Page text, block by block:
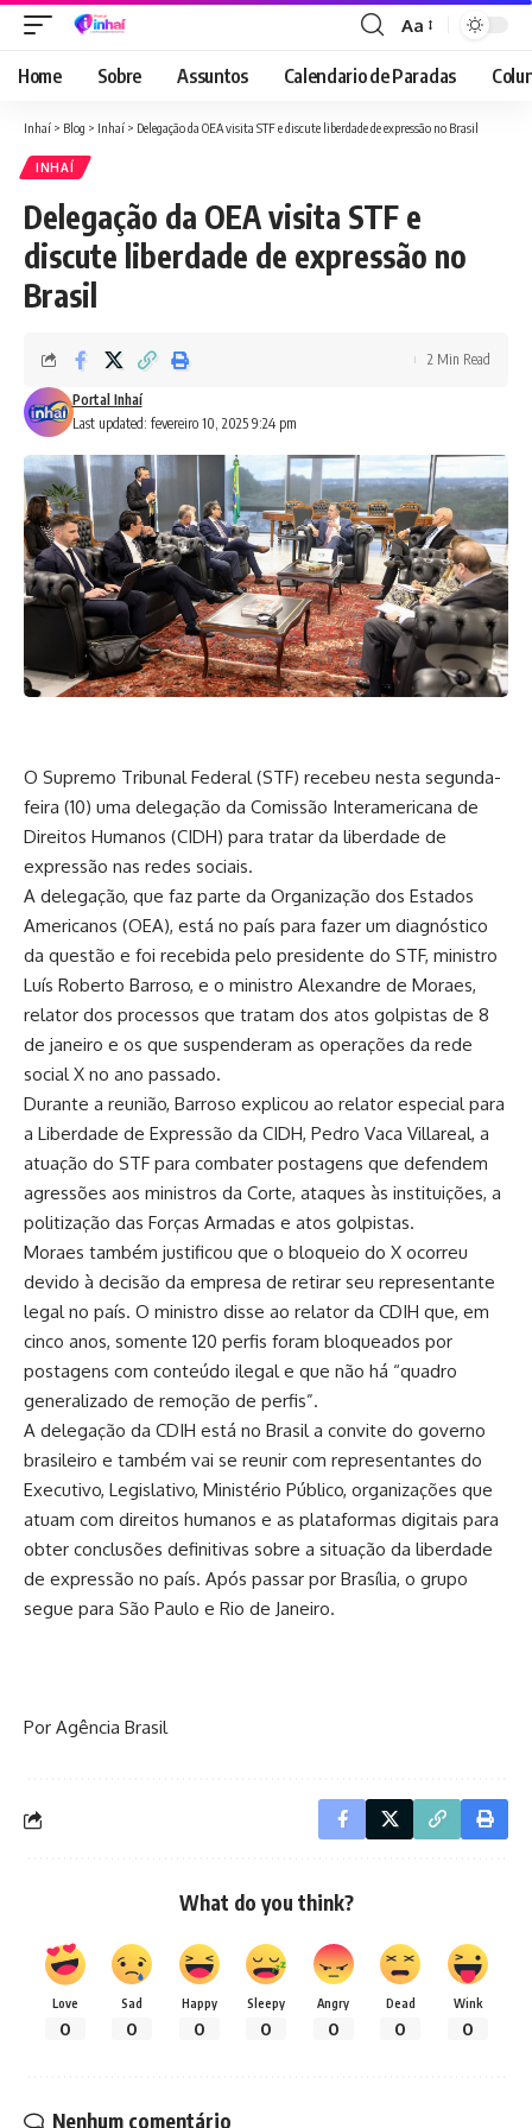
Font
Resizer
Aa
Home Sobre Assuntos Calendario de Paradas
Inhaí > Blog > Inhaí > Delegação da OEA visita STF e discute liberdade de expressão no Brasil
INHAÍ
Delegação da OEA visita STF e
discute liberdade de expressão no
Brasil
Last updated: fevereiro 10, 2025 9:24 pm
Portal Inhaí
2 Min Read
O Supremo Tribunal Federal (STF) recebeu nesta segunda-
feira (10) uma delegação da Comissão Interamericana de
Direitos Humanos (CIDH) para tratar da liberdade de
expressão nas redes sociais.
A delegação, que faz parte da Organização dos Estados
Americanos (OEA), está no país para fazer um diagnóstico
da questão e foi recebida pelo presidente do STF, ministro
Luís Roberto Barroso, e o ministro Alexandre de Moraes,
relator dos processos que tratam dos atos golpistas de 8
de janeiro e os que suspenderam as operações da rede
social X no ano passado.
Durante a reunião, Barroso explicou ao relator especial para
a Liberdade de Expressão da CIDH, Pedro Vaca Villareal, a
atuação do STF para combater postagens que defendem
agressões aos ministros da Corte, ataques às instituições, a
politização das Forças Armadas e atos golpistas.
Moraes também justificou que o bloqueio do X ocorreu
devido à decisão da empresa de retirar seu representante
legal no país. O ministro disse ao relator da CDIH que, em
cinco anos, somente 120 perfis foram bloqueados por
postagens com conteúdo ilegal e que não há “quadro
generalizado de remoção de perfis”.
A delegação da CDIH está no Brasil a convite do governo
brasileiro e também vai se reunir com representantes do
Executivo, Legislativo, Ministério Público, organizações que
atuam com direitos humanos e as plataformas digitais para
obter conclusões definitivas sobre a situação da liberdade
de expressão no país. Após passar por Brasília, o grupo
segue para São Paulo e Rio de Janeiro.
Por Agência Brasil
What do you think?
Love
0
Sad
0
Happy
0
Sleepy
0
Angry
0
Dead
0
Wink
0
Nenhum comentário